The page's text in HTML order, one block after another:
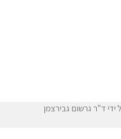
ד"ר גרשום גבירצמן